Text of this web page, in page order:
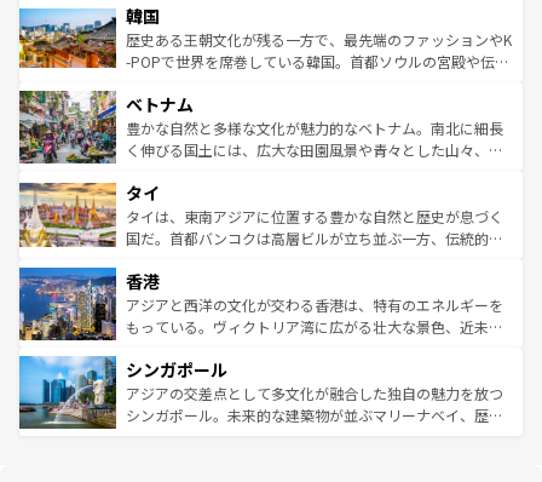
ワイを、存分に味わってほしい。 なお、新着のハワイ情報
はコンテンツ一覧を参照してほしい。
いる。アクティビティも充実しており、サーフィンやダイ
ビング、ハイキングなど、アウトドア好きにはたまらな
い。オーストラリアの多彩な魅力を存分に味わいつくそ
参照してほしい。
ン）、静ひつな山岳地帯である台湾東部など、都市の喧騒
と山間の静けさが共存しており、訪れる人に新しい発見と
驚きをもたらしてくれる。また、奥深い台湾の食文化も魅
容にもいいと評判のスイーツなど、バラエティ豊かな料理
が味わえる。 なお、新着の台湾情報は コンテンツ一覧を参
照してほしい。
韓国
歴史ある王朝文化が残る一方で、最先端のファッションやK
-POPで世界を席巻している韓国。首都ソウルの宮殿や伝統
き、地方に足を延ばせば四季折々の自然美を楽しむことが
できる。そして、キムチや焼肉、絶品のストリートフード
まで、さまざまな韓国料理が待っている。夜には、韓国な
リティに包まれながら、韓国の多彩な魅力を心ゆくまで味
わってみてほしい。 なお、新着の韓国情報はコンテンツ一
覧を参照してほしい。
ベトナム
豊かな自然と多様な文化が魅力的なベトナム。南北に細長
く伸びる国土には、広大な田園風景や青々とした山々、世
急速な発展と共に伝統が息づく。ハノイの古い町並みやホ
ーチミン市のフランス統治時代の建物も、独特の雰囲気を
醸し出している。また、バラエティの豊かさとおいしさで
とつ。フォーやバインミー、ベトナムコーヒーなどは、ぜ
ひ現地で味わいたい。どの地域を訪れてもあたたかい人々
が旅行者を迎えてくれるので、きっと忘れられない旅にな
参照してほしい。
タイ
タイは、東南アジアに位置する豊かな自然と歴史が息づく
国だ。首都バンコクは高層ビルが立ち並ぶ一方、伝統的な
の活気が交差している。北部ではチェンマイなどの山岳地
帯で自然と触れ合い、南部ではプーケットやクラビの美し
いビーチでリゾート気分を楽しむことができる。タイ料理
激する。気候は一年中温暖で、どの季節にも異なる楽しみ
が待っている。親しみやすいタイの人々、仏教を中心とし
た文化、そして多様な観光資源が、訪れる旅人を魅了し続
香港
アジアと西洋の文化が交わる香港は、特有のエネルギーを
もっている。ヴィクトリア湾に広がる壮大な景色、近未来
み、どこを訪れても感動するはず。観光スポットが密集し
ており、効率よく見どころを回れるのも魅力。息をのむよ
うな絶景から文化的な体験まで、香港を存分に楽しみ尽く
シンガポール
アジアの交差点として多文化が融合した独自の魅力を放つ
シンガポール。未来的な建築物が並ぶマリーナベイ、歴史